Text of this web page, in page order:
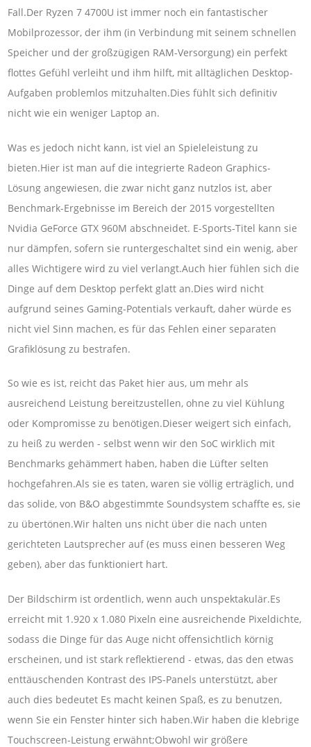
Fall.Der Ryzen 7 4700U ist immer noch ein fantastischer
Mobilprozessor, der ihm (in Verbindung mit seinem schnellen
Speicher und der großzügigen RAM-Versorgung) ein perfekt
flottes Gefühl verleiht und ihm hilft, mit alltäglichen Desktop-
Aufgaben problemlos mitzuhalten.Dies fühlt sich definitiv
nicht wie ein weniger Laptop an.
Was es jedoch nicht kann, ist viel an Spieleleistung zu
bieten.Hier ist man auf die integrierte Radeon Graphics-
Lösung angewiesen, die zwar nicht ganz nutzlos ist, aber
Benchmark-Ergebnisse im Bereich der 2015 vorgestellten
Nvidia GeForce GTX 960M abschneidet. E-Sports-Titel kann sie
nur dämpfen, sofern sie runtergeschaltet sind ein wenig, aber
alles Wichtigere wird zu viel verlangt.Auch hier fühlen sich die
Dinge auf dem Desktop perfekt glatt an.Dies wird nicht
aufgrund seines Gaming-Potentials verkauft, daher würde es
nicht viel Sinn machen, es für das Fehlen einer separaten
Grafiklösung zu bestrafen.
So wie es ist, reicht das Paket hier aus, um mehr als
ausreichend Leistung bereitzustellen, ohne zu viel Kühlung
oder Kompromisse zu benötigen.Dieser weigert sich einfach,
zu heiß zu werden - selbst wenn wir den SoC wirklich mit
Benchmarks gehämmert haben, haben die Lüfter selten
hochgefahren.Als sie es taten, waren sie völlig erträglich, und
das solide, von B&O abgestimmte Soundsystem schaffte es, sie
zu übertönen.Wir halten uns nicht über die nach unten
gerichteten Lautsprecher auf (es muss einen besseren Weg
geben), aber das funktioniert hart.
Der Bildschirm ist ordentlich, wenn auch unspektakulär.Es
erreicht mit 1.920 x 1.080 Pixeln eine ausreichende Pixeldichte,
sodass die Dinge für das Auge nicht offensichtlich körnig
erscheinen, und ist stark reflektierend - etwas, das den etwas
enttäuschenden Kontrast des IPS-Panels unterstützt, aber
auch dies bedeutet Es macht keinen Spaß, es zu benutzen,
wenn Sie ein Fenster hinter sich haben.Wir haben die klebrige
Touchscreen-Leistung erwähnt;Obwohl wir größere